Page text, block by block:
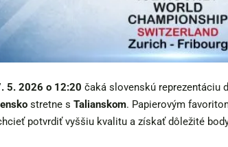
5. 2026 o 12:20 čaká slovenskú reprezentáciu
stretne s Talianskom. Papierovým
potvrdiť vyššiu kvalitu a získať dôležité